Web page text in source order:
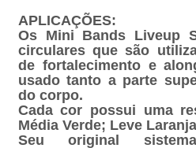
APLICAÇÕES:
Os Mini Bands Liveup
circulares que são
de fortalecimento e
usado tanto a parte
do corpo.
Cada cor possui uma
Média Verde; Leve
Seu original